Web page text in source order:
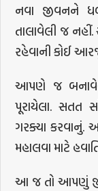
નવા જીવનને
તાલાવેલી જ
રહેવાની કોઈ
આપણે જ
પૂરાયેલા. સતત
ગરક્યા કરવાનું.
મહાલવા માટે
આ જ તો આપણું